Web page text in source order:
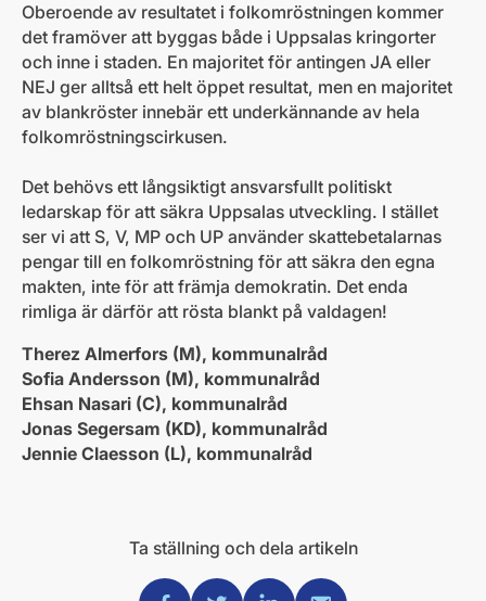
Oberoende av resultatet i folkomröstningen kommer
det framöver att byggas både i Uppsalas kringorter
och inne i staden. En majoritet för antingen JA eller
NEJ ger alltså ett helt öppet resultat, men en majoritet
av blankröster innebär ett underkännande av hela
folkomröstningscirkusen.
Det behövs ett långsiktigt ansvarsfullt politiskt
ledarskap för att säkra Uppsalas utveckling. I stället
ser vi att S, V, MP och UP använder skattebetalarnas
pengar till en folkomröstning för att säkra den egna
makten, inte för att främja demokratin. Det enda
rimliga är därför att rösta blankt på valdagen!
Therez Almerfors (M), kommunalråd
Sofia Andersson (M), kommunalråd
Ehsan Nasari (C), kommunalråd
Jonas Segersam (KD), kommunalråd
Jennie Claesson (L), kommunalråd
Ta ställning och dela artikeln
Dela via Facebook
Dela via Twitter
Dela via Linkedin
Dela via Mail